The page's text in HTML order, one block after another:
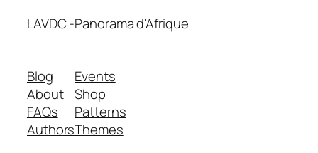
LAVDC -Panorama d'Afrique
Blog
About
FAQs
Authors
Events
Shop
Patterns
Themes